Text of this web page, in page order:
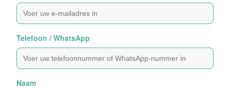
Telefoon / WhatsApp
Naam